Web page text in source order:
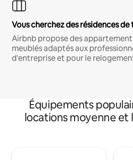
Vous cherchez des résidences de
Airbnb propose des
meublés adaptés aux
d'entreprise et pour le
Équipements
locations moyenne et